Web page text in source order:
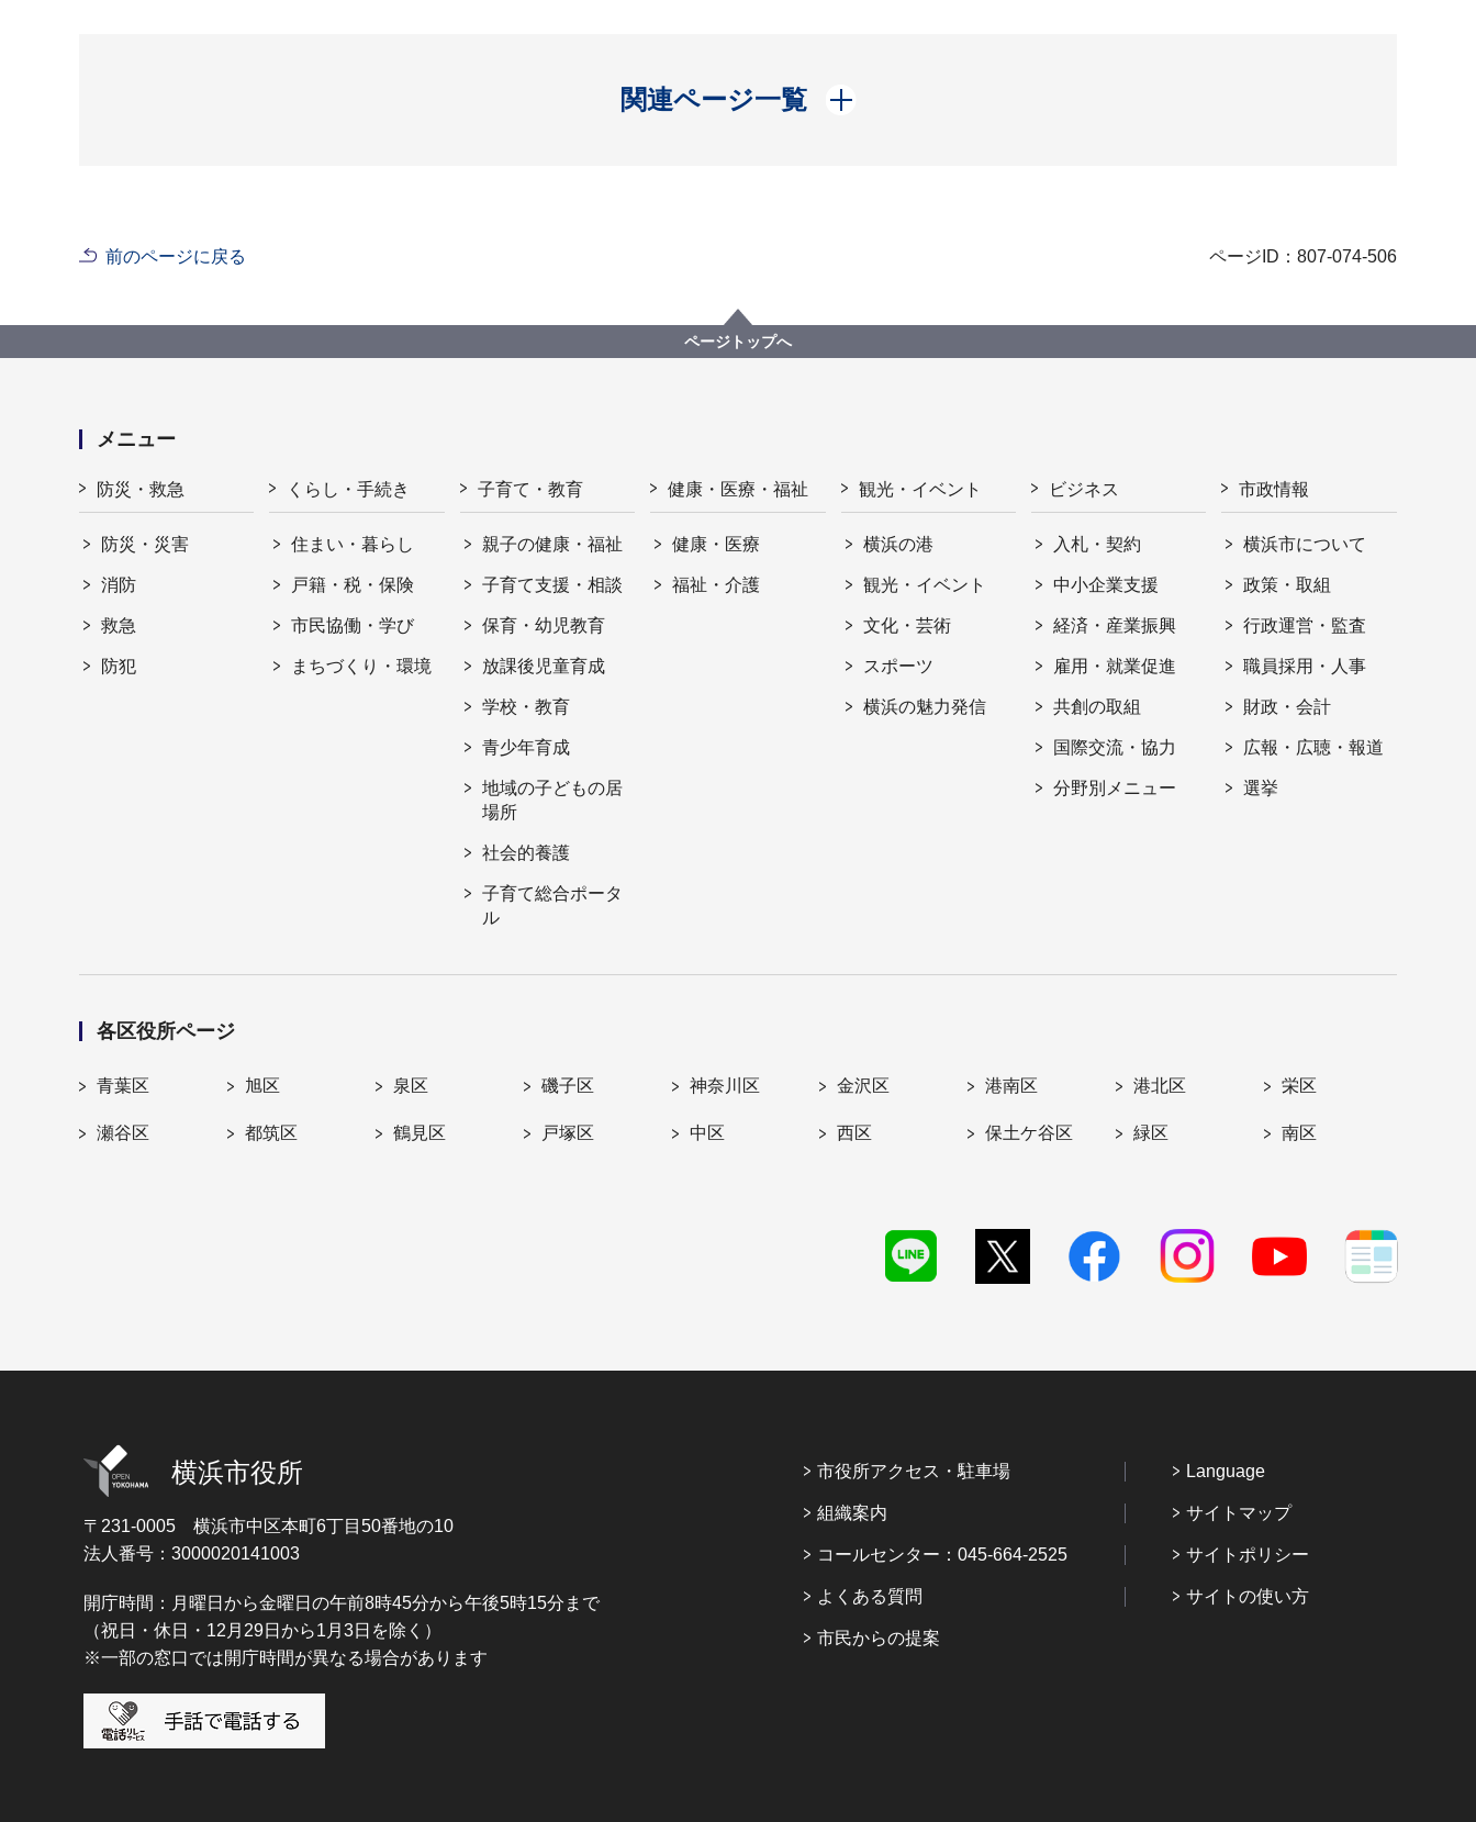
関連ページ一覧
開く
前のページに戻る ページID：807-074-506
ページトップへ
メニュー
防災・救急
防災・災害
消防
救急
防犯
くらし・手続き
住まい・暮らし
戸籍・税・保険
市民協働・学び
まちづくり・環境
子育て・教育
親子の健康・福祉
子育て支援・相談
保育・幼児教育
放課後児童育成
学校・教育
青少年育成
地域の子どもの居
場所
社会的養護
子育て総合ポータ
ル
健康・医療・福祉
健康・医療
福祉・介護
観光・イベント
横浜の港
観光・イベント
文化・芸術
スポーツ
横浜の魅力発信
ビジネス
入札・契約
中小企業支援
経済・産業振興
雇用・就業促進
共創の取組
国際交流・協力
分野別メニュー
市政情報
横浜市について
政策・取組
行政運営・監査
職員採用・人事
財政・会計
広報・広聴・報道
選挙
各区役所ページ
青葉区 旭区 泉区 磯子区 神奈川区 金沢区 港南区 港北区 栄区
瀬谷区 都筑区 鶴見区 戸塚区 中区 西区 保土ケ谷区 緑区 南区
横浜市役所
〒231-0005 横浜市中区本町6丁目50番地の10
法人番号：3000020141003
開庁時間：月曜日から金曜日の午前8時45分から午後5時15分まで
（祝日・休日・12月29日から1月3日を除く）
※一部の窓口では開庁時間が異なる場合があります
市役所アクセス・駐車場
組織案内
コールセンター：045-664-2525
よくある質問
市民からの提案
Language
サイトマップ
サイトポリシー
サイトの使い方